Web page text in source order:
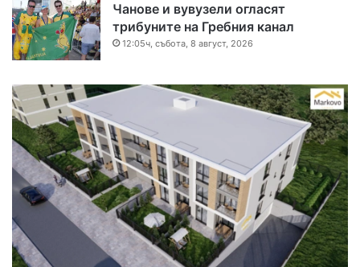
Чанове и вувузели огласят
трибуните на Гребния канал
12:05ч, събота, 8 август, 2026